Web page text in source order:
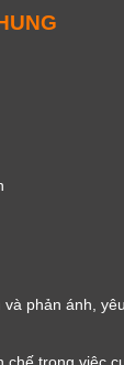
phản ánh, yêu
chế trong việc